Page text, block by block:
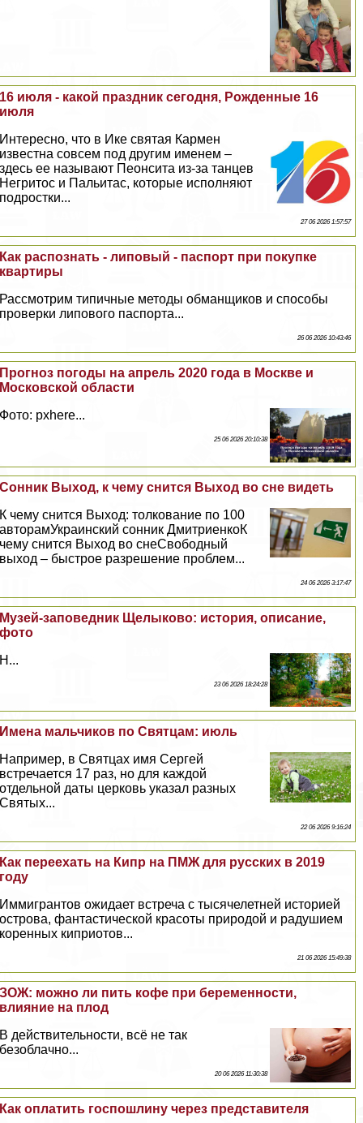
16 июля - какой праздник сегодня, Рожденные 16
июля
Интересно, что в Ике святая Кармен
известна совсем под другим именем –
здесь ее называют Пеонсита из-за танцев
Негритос и Пальитас, которые исполняют
подростки...
27 06 2026 1:57:57
Как распознать - липовый - паспорт при покупке
квартиры
Рассмотрим типичные методы обманщиков и способы
проверки липового паспорта...
26 06 2026 10:43:46
Прогноз погоды на апрель 2020 года в Москве и
Московской области
Фото: pxhere...
25 06 2026 20:10:38
Сонник Выход, к чему снится Выход во сне видеть
К чему снится Выход: толкование по 100
авторамУкраинский сонник ДмитриенкоК
чему снится Выход во снеСвободный
выход – быстрое разрешение проблем...
24 06 2026 3:17:47
Музей-заповедник Щелыково: история, описание,
фото
Н...
23 06 2026 18:24:28
Имена мальчиков по Святцам: июль
Например, в Святцах имя Сергeй
встречается 17 раз, но для каждой
отдельной даты церковь указал разных
Святых...
22 06 2026 9:16:24
Как переехать на Кипр на ПМЖ для русских в 2019
году
Иммигрантов ожидает встреча с тысячелетней историей
острова, фантастической красоты природой и радушием
коренных киприотов...
21 06 2026 15:49:38
ЗОЖ: можно ли пить кофе при беременности,
влияние на плод
В действительности, всё не так
безоблачно...
20 06 2026 11:30:38
Как оплатить госпошлину через представителя